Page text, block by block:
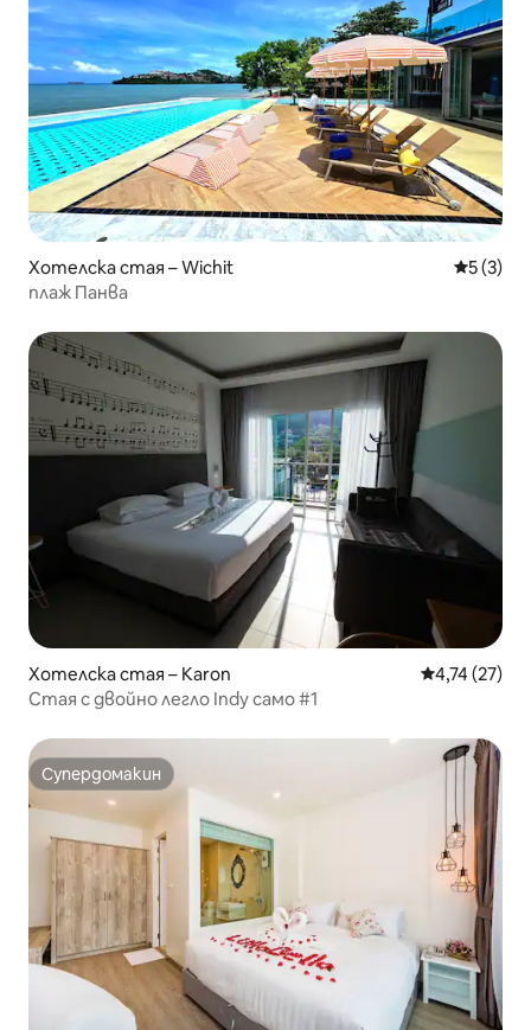
Хотелска стая – Wichit Средна
5 (3)
плаж Панва
Хотелска стая – Karon Средна
4,74 (27)
Стая с двойно легло Indy само #1
Супердомакин
Супердомакин